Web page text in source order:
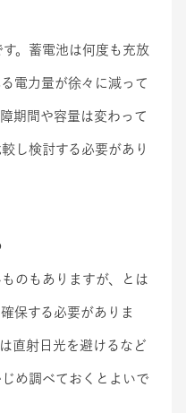
。蓄電池は何度も充放
電力量が徐々に減って
期間や容量は変わって
し検討する必要があり
のもありますが、とは
保する必要がありま
直射日光を避けるなど
め調べておくとよいで